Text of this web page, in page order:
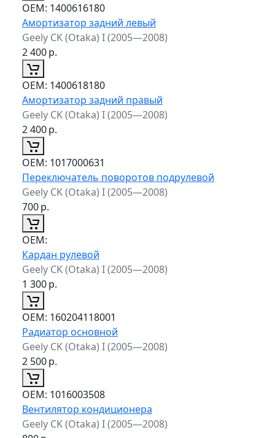
ОЕМ: 1400616180
Амортизатор задний левый
Geely CK (Otaka) I (2005—2008)
2 400р.
ОЕМ: 1400618180
Амортизатор задний правый
Geely CK (Otaka) I (2005—2008)
2 400р.
ОЕМ: 1017000631
Переключатель поворотов подрулевой
Geely CK (Otaka) I (2005—2008)
700р.
ОЕМ:
Кардан рулевой
Geely CK (Otaka) I (2005—2008)
1 300р.
ОЕМ: 160204118001
Радиатор основной
Geely CK (Otaka) I (2005—2008)
2 500р.
ОЕМ: 1016003508
Вентилятор кондиционера
Geely CK (Otaka) I (2005—2008)